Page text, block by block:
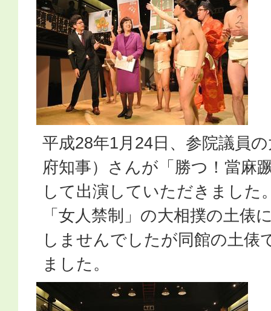
平成28年1月24日、参院議員
府知事）さんが「勝つ！當麻
して出演していただきました
「女人禁制」の大相撲の土俵
しませんでしたが同館の土俵
ました。